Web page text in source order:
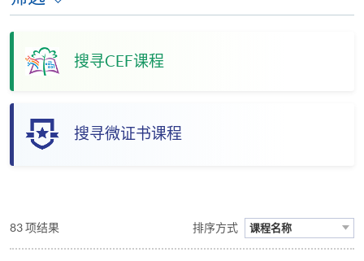
搜寻CEF课程
搜寻微证书课程
83 项结果 排序方式 课程名称